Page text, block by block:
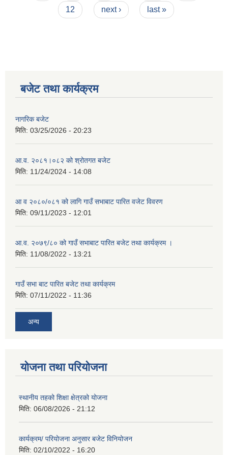
12
next › last »
बजेट तथा कार्यक्रम
नागरिक बजेट
मिति: 03/25/2026 - 20:23
आ.व. २०८१।०८२ को श्रोतगत बजेट
मिति: 11/24/2024 - 14:08
आ व २०८०/०८१ को लागि गाउँ सभाबाट पारित वजेट विवरण
मिति: 09/11/2023 - 12:01
आ.व. २०७९/८० को गाउँ सभाबाट पारित बजेट तथा कार्यक्रम ।
मिति: 11/08/2022 - 13:21
गाउँ सभा बाट पारित बजेट तथा कार्यक्रम
मिति: 07/11/2022 - 11:36
अन्य
योजना तथा परियोजना
स्थानीय तहको शिक्षा क्षेत्रको योजना
मिति: 06/08/2026 - 21:12
कार्यक्रम/ परियोजना अनुसार बजेट विनियोजन
मिति: 02/10/2022 - 16:20